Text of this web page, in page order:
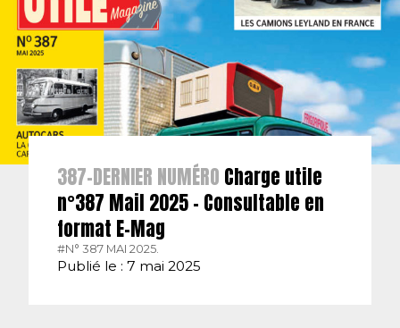
387-DERNIER NUMÉRO Charge utile
n°387 Mail 2025 – Consultable en
format E-Mag
#N° 387 MAI 2025.
Publié le : 7 mai 2025